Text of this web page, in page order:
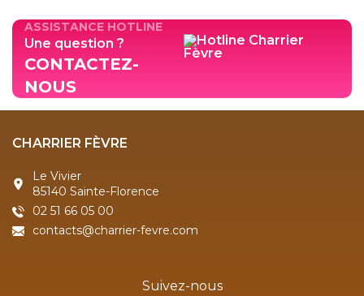
ASSISTANCE HOTLINE
Une question ?
CONTACTEZ-
NOUS
CHARRIER FÈVRE
Le Vivier
85140 Sainte-Florence
02 51 66 05 00
contacts@charrier-fevre.com
Suivez-nous